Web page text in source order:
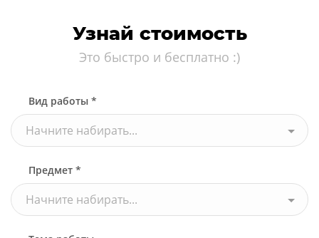
Узнай стоимость
Это быстро и бесплатно :)
Вид работы *
Начните набирать...
Предмет *
Начните набирать...